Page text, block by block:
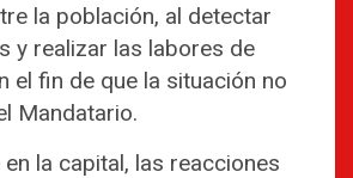
la población, al detectar
y realizar las labores de
el fin de que la situación no
Mandatario.
la capital, las reacciones